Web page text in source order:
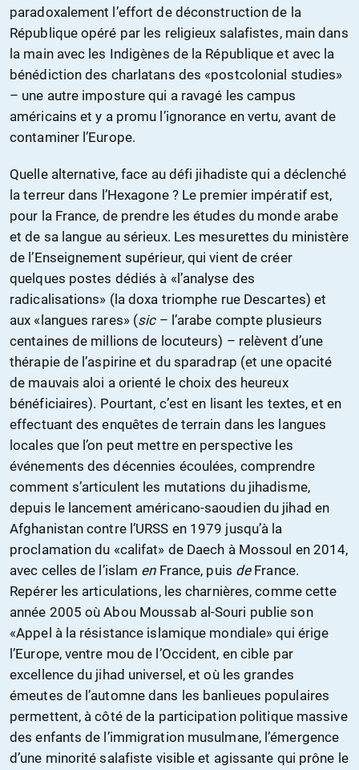
paradoxalement l’effort de déconstruction de la
République opéré par les religieux salafistes, main dans
la main avec les Indigènes de la République et avec la
bénédiction des charlatans des «postcolonial studies»
– une autre imposture qui a ravagé les campus
américains et y a promu l’ignorance en vertu, avant de
contaminer l’Europe.
Quelle alternative, face au défi jihadiste qui a déclenché
la terreur dans l’Hexagone ? Le premier impératif est,
pour la France, de prendre les études du monde arabe
et de sa langue au sérieux. Les mesurettes du ministère
de l’Enseignement supérieur, qui vient de créer
quelques postes dédiés à «l’analyse des
radicalisations» (la doxa triomphe rue Descartes) et
aux «langues rares» (sic – l’arabe compte plusieurs
centaines de millions de locuteurs) – relèvent d’une
thérapie de l’aspirine et du sparadrap (et une opacité
de mauvais aloi a orienté le choix des heureux
bénéficiaires). Pourtant, c’est en lisant les textes, et en
effectuant des enquêtes de terrain dans les langues
locales que l’on peut mettre en perspective les
événements des décennies écoulées, comprendre
comment s’articulent les mutations du jihadisme,
depuis le lancement américano-saoudien du jihad en
Afghanistan contre l’URSS en 1979 jusqu’à la
proclamation du «califat» de Daech à Mossoul en 2014,
avec celles de l’islam enFrance, puis deFrance.
Repérer les articulations, les charnières, comme cette
année 2005 où Abou Moussab al-Souri publie son
«Appel à la résistance islamique mondiale» qui érige
l’Europe, ventre mou de l’Occident, en cible par
excellence du jihad universel, et où les grandes
émeutes de l’automne dans les banlieues populaires
permettent, à côté de la participation politique massive
des enfants de l’immigration musulmane, l’émergence
d’une minorité salafiste visible et agissante qui prône le